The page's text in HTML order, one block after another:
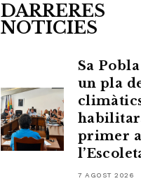
DARRERES
NOTICIES
Sa
un pla
primer a
7 AGOST 2026